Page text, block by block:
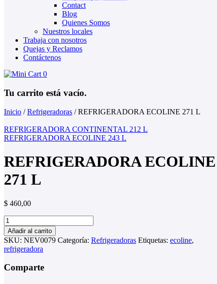
Contact
Blog
Quienes Somos
Nuestros locales
Trabaja con nosotros
Quejas y Reclamos
Contáctenos
0
Tu carrito está vacío.
Inicio / Refrigeradoras /REFRIGERADORA ECOLINE 271 L
REFRIGERADORA CONTINENTAL 212 L
REFRIGERADORA ECOLINE 243 L
REFRIGERADORA ECOLINE
271 L
$ 460,00
REFRIGERADORA
ECOLINE
271
L
cantidad
Añadir al carrito
SKU: NEV0079 Categoría: Refrigeradoras Etiquetas: ecoline,
refrigeradora
Comparte